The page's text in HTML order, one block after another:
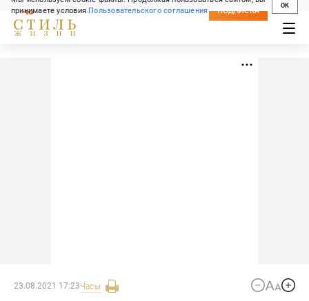
принимаете условияПользовательского соглашения
OK
СВЕЖИЙ НОМЕР
ПОДПИСКА
23.08.2021 17:23Часы